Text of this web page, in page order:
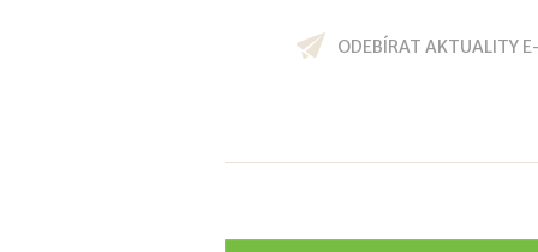
ODEBÍRAT AKTUALITY